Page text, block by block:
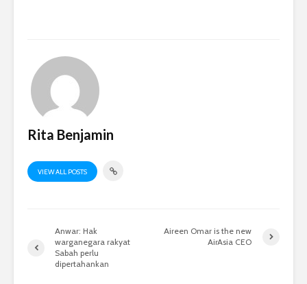
Rita Benjamin
VIEW ALL POSTS
Anwar: Hak
warganegara rakyat
Sabah perlu
dipertahankan
Aireen Omar is the new
AirAsia CEO